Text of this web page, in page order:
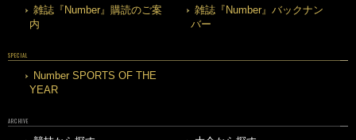
雑誌『Number』購読のご案
内
雑誌『Number』バックナン
バー
SPECIAL
Number SPORTS OF THE
YEAR
ARCHIVE